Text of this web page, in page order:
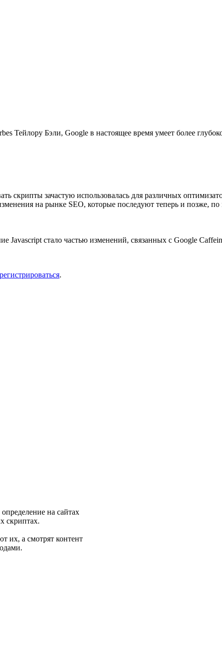
Тейлору Бэли, Google в настоящее время умеет более
скрипты зачастую использовалась для различных
на рынке SEO, которые последуют теперь и позже,
стало частью изменений, связанных с Google
.
на сайтах
скриптах.
их, а смотрят контент